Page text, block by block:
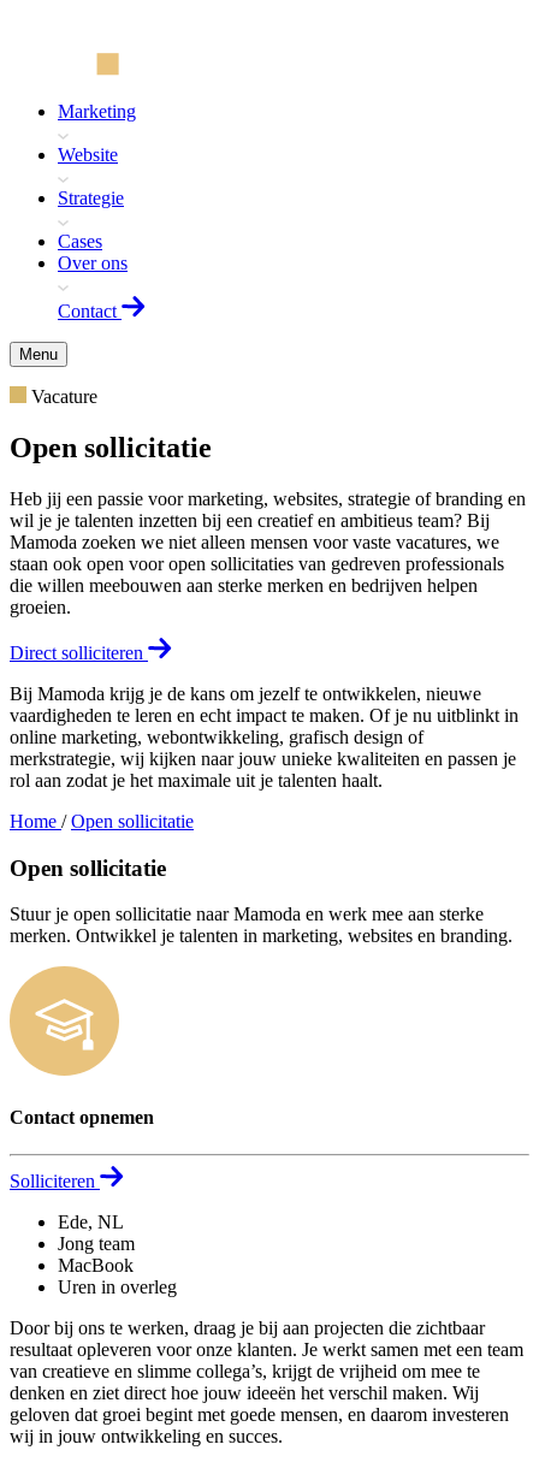
Marketing
Website
Strategie
Cases
Over ons
Contact
Menu
Vacature
Open sollicitatie
Heb jij een passie voor marketing, websites, strategie of branding en
wil je je talenten inzetten bij een creatief en ambitieus team? Bij
Mamoda zoeken we niet alleen mensen voor vaste vacatures, we
staan ook open voor open sollicitaties van gedreven professionals
die willen meebouwen aan sterke merken en bedrijven helpen
groeien.
Direct solliciteren
Bij Mamoda krijg je de kans om jezelf te ontwikkelen, nieuwe
vaardigheden te leren en echt impact te maken. Of je nu uitblinkt in
online marketing, webontwikkeling, grafisch design of
merkstrategie, wij kijken naar jouw unieke kwaliteiten en passen je
rol aan zodat je het maximale uit je talenten haalt.
Home / Open sollicitatie
Open sollicitatie
Stuur je open sollicitatie naar Mamoda en werk mee aan sterke
merken. Ontwikkel je talenten in marketing, websites en branding.
Contact opnemen
Solliciteren
Ede, NL
Jong team
MacBook
Uren in overleg
Door bij ons te werken, draag je bij aan projecten die zichtbaar
resultaat opleveren voor onze klanten. Je werkt samen met een team
van creatieve en slimme collega’s, krijgt de vrijheid om mee te
denken en ziet direct hoe jouw ideeën het verschil maken. Wij
geloven dat groei begint met goede mensen, en daarom investeren
wij in jouw ontwikkeling en succes.